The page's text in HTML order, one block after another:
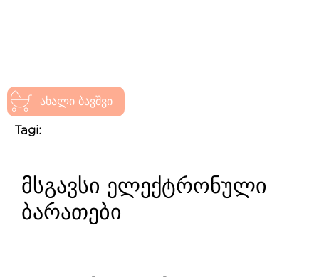
ახალი ბავშვი
Tagi:
მსგავსი ელექტრონული
ბარათები